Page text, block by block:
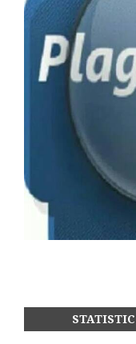
STATISTIC